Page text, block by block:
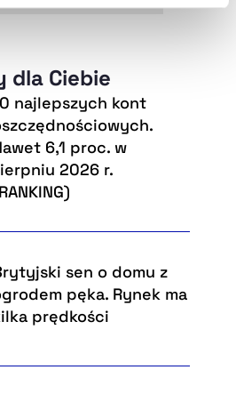
dla Ciebie
najlepszych kont
6,1 proc. w
2026 r.
sen o domu z
pęka. Rynek ma
prędkości